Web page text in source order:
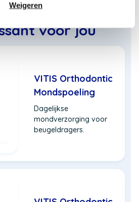
Weigeren
voor jou
VITIS Orthodontic
Mondspoeling
Dagelijkse
mondverzorging voor
beugeldragers.